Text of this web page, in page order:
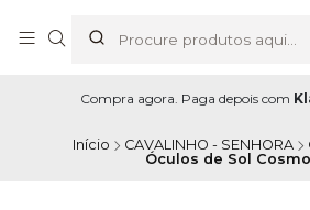
Compra agora. Paga depois com
Início CAVALINHO - SENHORA
Óculos de Sol